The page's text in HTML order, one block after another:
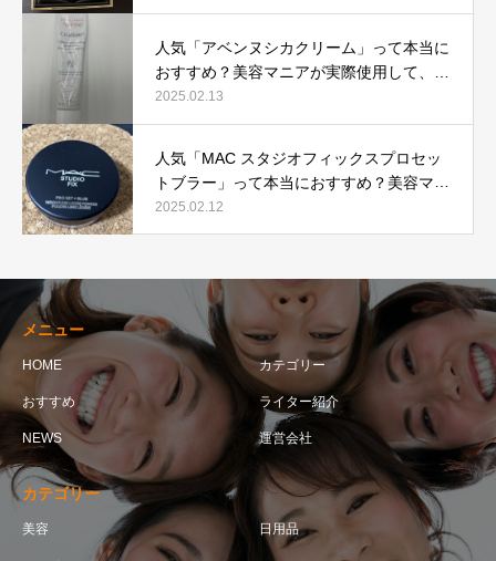
人気「アベンヌシカクリーム」って本当に
おすすめ？美容マニアが実際使用して、口
コミを検証！
2025.02.13
人気「MAC スタジオフィックスプロセッ
トブラー」って本当におすすめ？美容マニ
アが実際使用して口コミを検証！
2025.02.12
メニュー
HOME カテゴリー
おすすめ ライター紹介
NEWS 運営会社
カテゴリー
美容 日用品